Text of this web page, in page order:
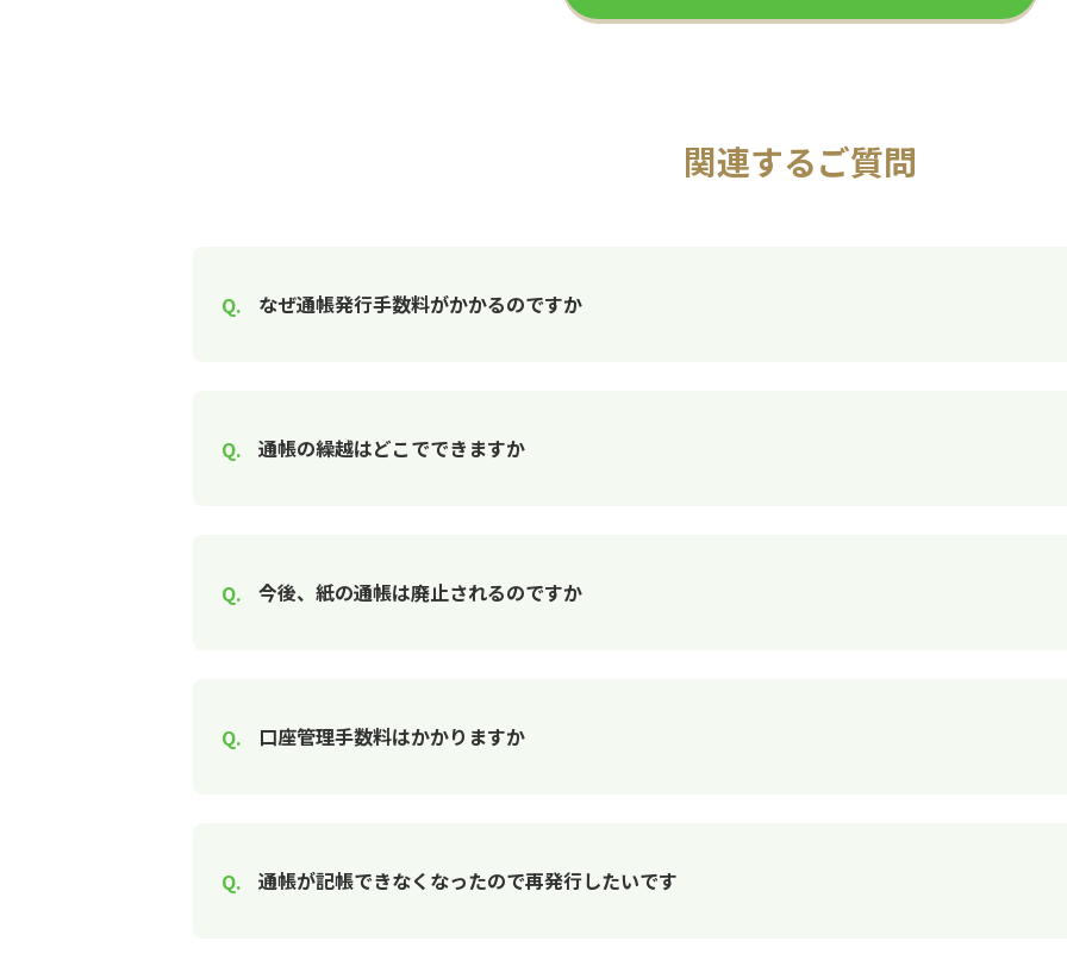
関連するご質問
なぜ通帳発行手数料がかかるのですか
通帳の繰越はどこでできますか
今後、紙の通帳は廃止されるのですか
口座管理手数料はかかりますか
通帳が記帳できなくなったので再発行したいです